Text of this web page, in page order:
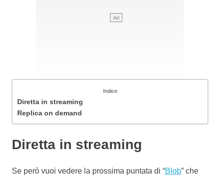
Indice
Diretta in streaming
Replica on demand
Diretta in streaming
Se però vuoi vedere la prossima puntata di “Blob” che